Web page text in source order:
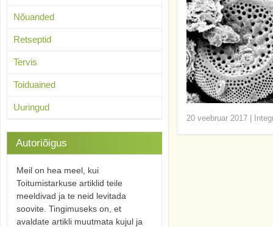
20 veebruar 2017
Nõuanded
Retseptid
Tervis
Toiduained
Uuringud
Autoriõigus
Meil on hea meel, kui
Toitumistarkuse artiklid teile
meeldivad ja te neid levitada
soovite. Tingimuseks on, et
avaldate artikli muutmata kujul ja